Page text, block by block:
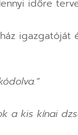
időre
igazgatóját
a kis kínai